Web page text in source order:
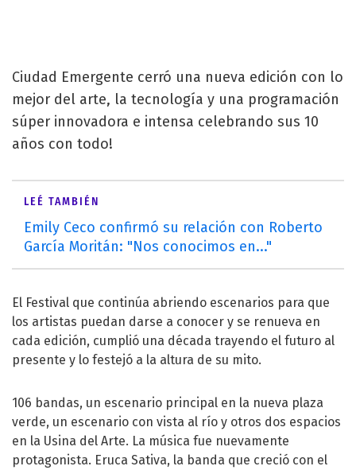
Ciudad Emergente cerró una nueva edición con lo
mejor del arte, la tecnología y una programación
súper innovadora e intensa celebrando sus 10
años con todo!
LEÉ TAMBIÉN
Emily Ceco confirmó su relación con Roberto
García Moritán: "Nos conocimos en..."
El Festival que continúa abriendo escenarios para que
los artistas puedan darse a conocer y se renueva en
cada edición, cumplió una década trayendo el futuro al
presente y lo festejó a la altura de su mito.
106 bandas, un escenario principal en la nueva plaza
verde, un escenario con vista al río y otros dos espacios
en la Usina del Arte. La música fue nuevamente
protagonista. Eruca Sativa, la banda que creció con el